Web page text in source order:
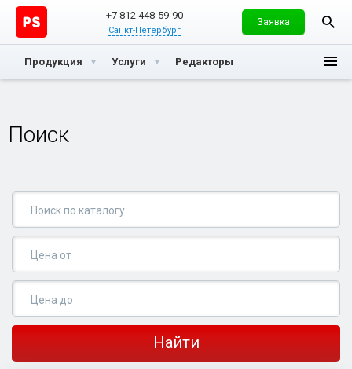
+7 812 448-59-90
Санкт-Петербург
Заявка
Продукция Услуги Редакторы
Поиск
Найти